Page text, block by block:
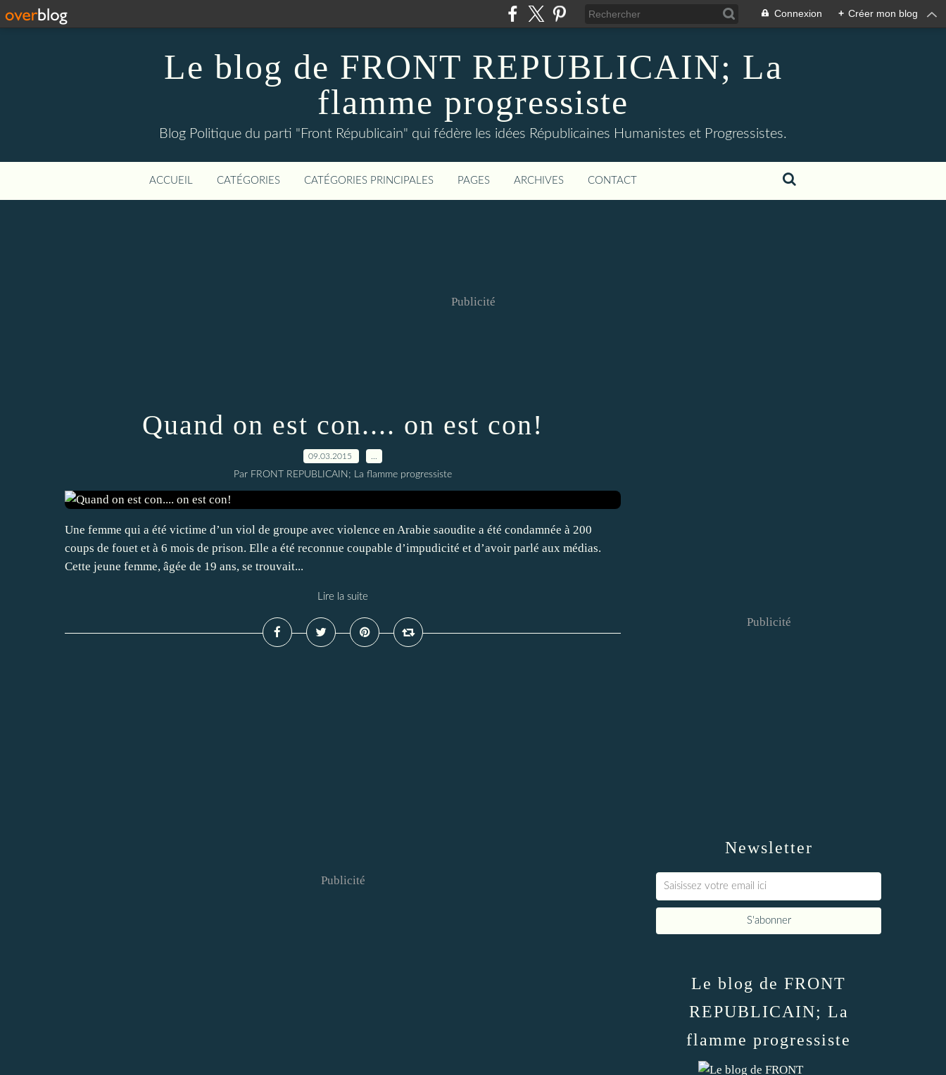
Connexion + Créer mon blog
Le blog de FRONT REPUBLICAIN; La
flamme progressiste
Blog Politique du parti "Front Républicain" qui fédère les idées Républicaines Humanistes et Progressistes.
ACCUEIL CATÉGORIES CATÉGORIES PRINCIPALES PAGES ARCHIVES CONTACT
Publicité
Quand on est con.... on est con!
09.03.2015
Par FRONT REPUBLICAIN; La flamme progressiste
Une femme qui a été victime d’un viol de groupe avec violence en Arabie saoudite a été condamnée à 200
coups de fouet et à 6 mois de prison. Elle a été reconnue coupable d’impudicité et d’avoir parlé aux médias.
Cette jeune femme, âgée de 19 ans, se trouvait...
Lire la suite
Publicité
Newsletter
Publicité
Le blog de FRONT
REPUBLICAIN; La
flamme progressiste